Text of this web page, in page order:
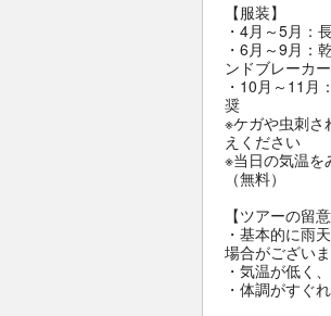
【服装】
・4月～5月：
・6月～9月：
ンドブレーカ
・10月～11月
奨
※ケガや虫刺さ
えください
※当日の気温を
（無料）
【ツアーの留意
・基本的に雨
場合がござい
・気温が低く
・体調がすぐ